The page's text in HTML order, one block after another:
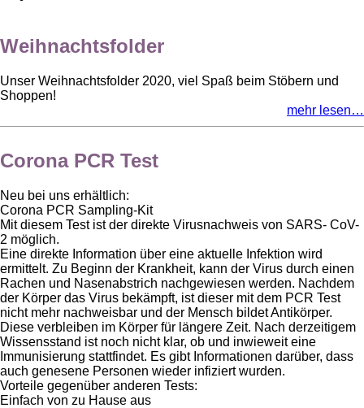
Weihnachtsfolder
Unser Weihnachtsfolder 2020, viel Spaß beim Stöbern und
Shoppen!
mehr lesen…
Corona PCR Test
Neu bei uns erhältlich:
Corona PCR Sampling-Kit
Mit diesem Test ist der direkte Virusnachweis von SARS- CoV-
2 möglich.
Eine direkte Information über eine aktuelle Infektion wird
ermittelt. Zu Beginn der Krankheit, kann der Virus durch einen
Rachen und Nasenabstrich nachgewiesen werden. Nachdem
der Körper das Virus bekämpft, ist dieser mit dem PCR Test
nicht mehr nachweisbar und der Mensch bildet Antikörper.
Diese verbleiben im Körper für längere Zeit. Nach derzeitigem
Wissensstand ist noch nicht klar, ob und inwieweit eine
Immunisierung stattfindet. Es gibt Informationen darüber, dass
auch genesene Personen wieder infiziert wurden.
Vorteile gegenüber anderen Tests:
Einfach von zu Hause aus